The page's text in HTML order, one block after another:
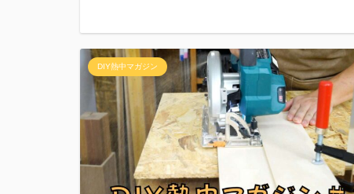
DIY熱中マガジン